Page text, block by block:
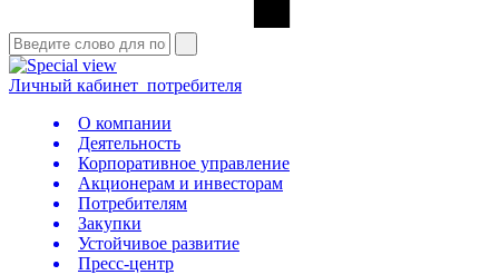
Личный кабинет потребителя
О компании
Деятельность
Корпоративное управление
Акционерам и инвесторам
Потребителям
Закупки
Устойчивое развитие
Пресс-центр